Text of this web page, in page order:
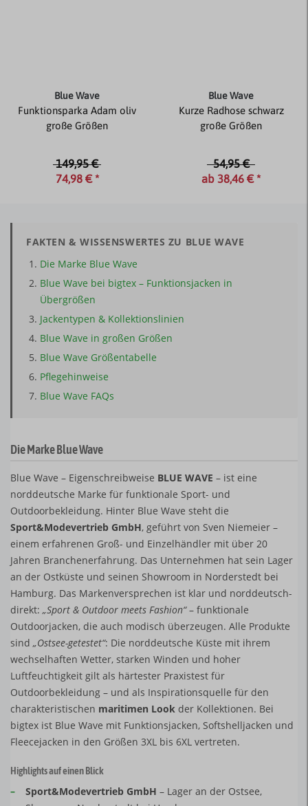
Blue Wave
Funktionsparka Adam oliv
große Größen
149,95 €
74,98 € *
Blue Wave
Kurze Radhose schwarz
große Größen
54,95 €
ab 38,46 € *
FAKTEN & WISSENSWERTES ZU BLUE WAVE
Die Marke Blue Wave
Blue Wave bei bigtex – Funktionsjacken in
Übergrößen
Jackentypen & Kollektionslinien
Blue Wave in großen Größen
Blue Wave Größentabelle
Pflegehinweise
Blue Wave FAQs
Die Marke Blue Wave
Blue Wave – Eigenschreibweise BLUE WAVE – ist eine
norddeutsche Marke für funktionale Sport- und
Outdoorbekleidung. Hinter Blue Wave steht die
Sport&Modevertrieb GmbH, geführt von Sven Niemeier –
einem erfahrenen Groß- und Einzelhändler mit über 20
Jahren Branchenerfahrung. Das Unternehmen hat sein Lager
an der Ostküste und seinen Showroom in Norderstedt bei
Hamburg. Das Markenversprechen ist klar und norddeutsch-
direkt: „Sport & Outdoor meets Fashion“– funktionale
Outdoorjacken, die auch modisch überzeugen. Alle Produkte
sind „Ostsee-getestet“: Die norddeutsche Küste mit ihrem
wechselhaften Wetter, starken Winden und hoher
Luftfeuchtigkeit gilt als härtester Praxistest für
Outdoorbekleidung – und als Inspirationsquelle für den
charakteristischen maritimen Look der Kollektionen. Bei
bigtex ist Blue Wave mit Funktionsjacken, Softshelljacken und
Fleecejacken in den Größen 3XL bis 6XL vertreten.
Highlights auf einen Blick
– Sport&Modevertrieb GmbH – Lager an der Ostsee,